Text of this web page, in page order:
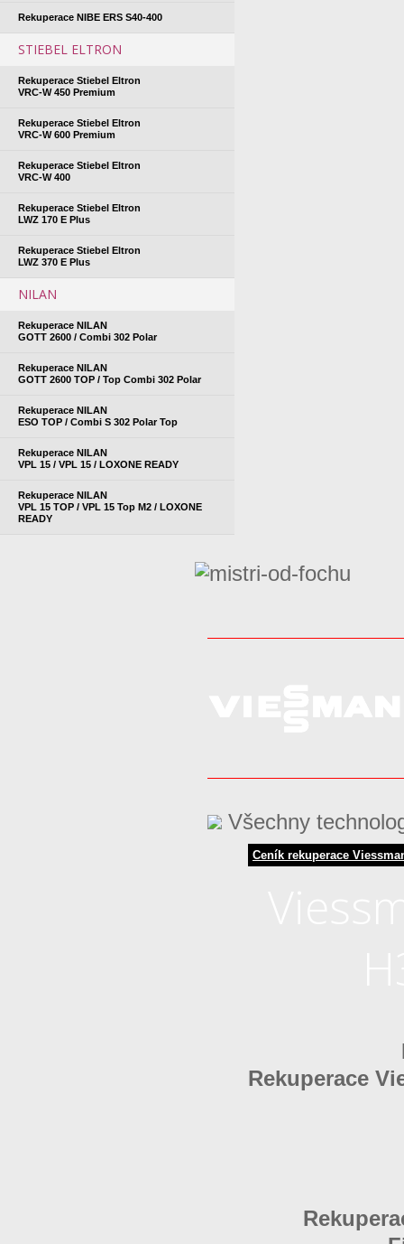
Rekuperace NIBE ERS S40-400
STIEBEL ELTRON
Rekuperace Stiebel Eltron
VRC-W 450 Premium
Rekuperace Stiebel Eltron
VRC-W 600 Premium
Rekuperace Stiebel Eltron
VRC-W 400
Rekuperace Stiebel Eltron
LWZ 170 E Plus
Rekuperace Stiebel Eltron
LWZ 370 E Plus
NILAN
Rekuperace NILAN
GOTT 2600 / Combi 302 Polar
Rekuperace NILAN
GOTT 2600 TOP / Top Combi 302 Polar
Rekuperace NILAN
ESO TOP / Combi S 302 Polar Top
Rekuperace NILAN
VPL 15 / VPL 15 / LOXONE READY
Rekuperace NILAN
VPL 15 TOP / VPL 15 Top M2 / LOXONE
READY
Ceník rekuperace
Všechny
Rekuperace